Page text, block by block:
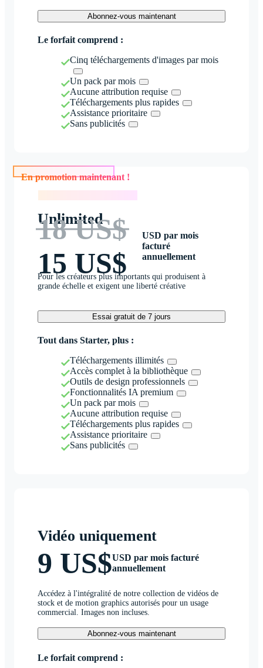
Abonnez-vous maintenant
Le forfait comprend :
Cinq téléchargements d'images par mois
Un pack par mois
Aucune attribution requise
Téléchargements plus rapides
Assistance prioritaire
Sans publicités
En promotion maintenant !
Unlimited
18 US$
15 US$
USD par mois
facturé
annuellement
Pour les créateurs plus importants qui produisent à
grande échelle et exigent une liberté créative
Essai gratuit de 7 jours
Tout dans Starter, plus :
Téléchargements illimités
Accès complet à la bibliothèque
Outils de design professionnels
Fonctionnalités IA premium
Un pack par mois
Aucune attribution requise
Téléchargements plus rapides
Assistance prioritaire
Sans publicités
Vidéo uniquement
9 US$USD par mois facturé
annuellement
Accédez à l'intégralité de notre collection de vidéos de
stock et de motion graphics autorisés pour un usage
commercial. Images non incluses.
Abonnez-vous maintenant
Le forfait comprend :